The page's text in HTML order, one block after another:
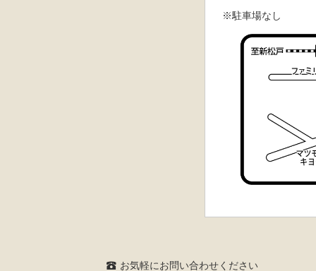
※駐車場なし
お気軽にお問い合わせください